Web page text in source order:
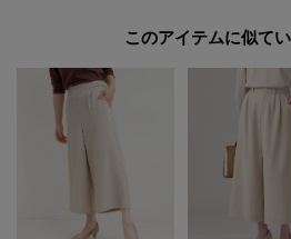
このアイテムに似て